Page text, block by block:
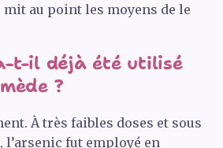
au point les moyens de le
a-t-il déjà été utilisé
?
À très faibles doses et sous
fut employé en